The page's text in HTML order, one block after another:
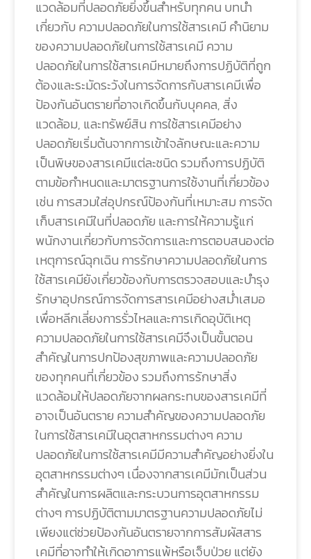
แวดล้อมที่ปลอดภัยยิ่งขึ้นสำหรับทุกคน บทนำ
เกี่ยวกับ ความปลอดภัยในการใช้สารเคมี คำนิยาม
ของความปลอดภัยในการใช้สารเคมี ความ
ปลอดภัยในการใช้สารเคมีหมายถึงการปฏิบัติที่ถูก
ต้องและระมัดระวังในการจัดการกับสารเคมีเพื่อ
ป้องกันอันตรายที่อาจเกิดขึ้นกับบุคคล, สิ่ง
แวดล้อม, และทรัพย์สิน การใช้สารเคมีอย่าง
ปลอดภัยเริ่มต้นจากการเข้าใจลักษณะและความ
เป็นพิษของสารเคมีแต่ละชนิด รวมถึงการปฏิบัติ
ตามข้อกำหนดและมาตรฐานการใช้งานที่เกี่ยวข้อง
เช่น การสวมใส่อุปกรณ์ป้องกันที่เหมาะสม การจัด
เก็บสารเคมีในที่ปลอดภัย และการให้ความรู้แก่
พนักงานเกี่ยวกับการจัดการและการตอบสนองต่อ
เหตุการณ์ฉุกเฉิน การรักษาความปลอดภัยในการ
ใช้สารเคมียังเกี่ยวข้องกับการตรวจสอบและบำรุง
รักษาอุปกรณ์การจัดการสารเคมีอย่างสม่ำเสมอ
เพื่อหลีกเลี่ยงการรั่วไหลและการเกิดอุบัติเหตุ
ความปลอดภัยในการใช้สารเคมีจึงเป็นขั้นตอน
สำคัญในการปกป้องสุขภาพและความปลอดภัย
ของทุกคนที่เกี่ยวข้อง รวมถึงการรักษาสิ่ง
แวดล้อมให้ปลอดภัยจากผลกระทบของสารเคมีที่
อาจเป็นอันตราย ความสำคัญของความปลอดภัย
ในการใช้สารเคมีในอุตสาหกรรมต่างๆ ความ
ปลอดภัยในการใช้สารเคมีมีความสำคัญอย่างยิ่งใน
อุตสาหกรรมต่างๆ เนื่องจากสารเคมีมักเป็นส่วน
สำคัญในการผลิตและกระบวนการอุตสาหกรรม
ต่างๆ การปฏิบัติตามมาตรฐานความปลอดภัยไม่
เพียงแต่ช่วยป้องกันอันตรายจากการสัมผัสสาร
เคมีที่อาจทำให้เกิดอาการแพ้หรือเจ็บป่วย แต่ยัง